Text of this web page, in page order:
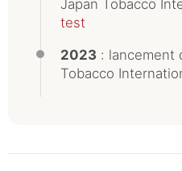
Japan Tobacco
test
2023 : lancement
Tobacco